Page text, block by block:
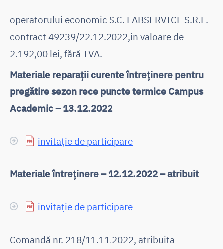
operatorului economic S.C. LABSERVICE S.R.L.
contract 49239/22.12.2022,in valoare de
2.192,00 lei, fără TVA.
Materiale reparații curente întreținere pentru
pregătire sezon rece puncte termice Campus
Academic – 13.12.2022
invitație de participare
Materiale întreținere – 12.12.2022 – atribuit
invitație de participare
Comandă nr. 218/11.11.2022, atribuita